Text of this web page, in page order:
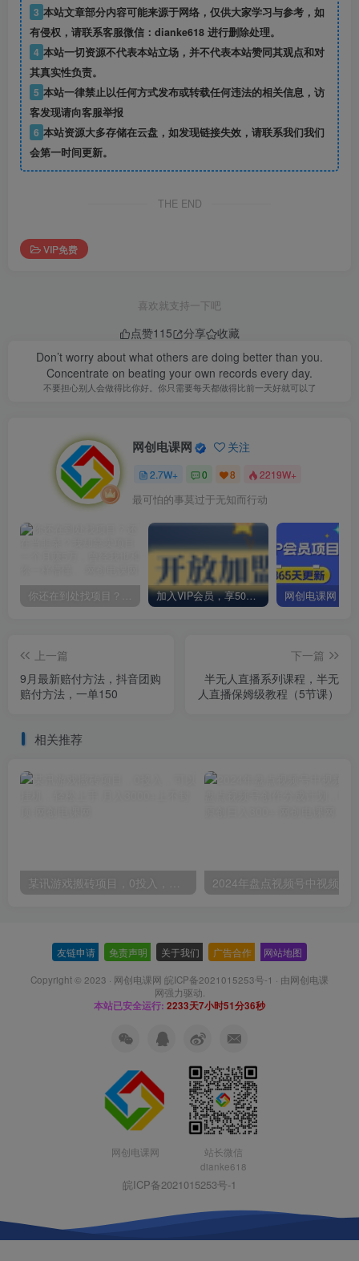
3 本站文章部分内容可能来源于网络，仅供大家学习与参考，如
有侵权，请联系客服微信：dianke618 进行删除处理。
4 本站一切资源不代表本站立场，并不代表本站赞同其观点和对
其真实性负责。
5 本站一律禁止以任何方式发布或转载任何违法的相关信息，访
客发现请向客服举报
6 本站资源大多存储在云盘，如发现链接失效，请联系我们我们
会第一时间更新。
THE END
VIP免费
喜欢就支持一下吧
点赞115 分享
收藏
Don’t worry about what others are doing better than you.
Concentrate on beating your own records every day.
不要担心别人会做得比你好。你只需要每天都做得比前一天好就可以了
网创电课网 关注
2.7W+ 0 8 2219W+
最可怕的事莫过于无知而行动
你还在到处找项目？还在当韭菜？我却靠卖项目一个月赚5万，曾经我也和你一样懵懂。 加入VIP会员，享50%的推广提成，免费学习多种网上创业课程，菜鸟秒变大神！
上一篇
9月最新赔付方法，抖音团购
赔付方法，一单150
下一篇
半无人直播系列课程，半无
人直播保姆级教程（5节课）
相关推荐
某讯游戏搬砖项目，0投入，可以挂机，轻松上手,月入3000+上不封顶
友链申请 免责声明 关于我们 广告合作 网站地图
Copyright © 2023 · 网创电课网 皖ICP备2021015253号-1 · 由网创电课
网强力驱动.
本站已安全运行: 2233天7小时51分37秒
网创电课网
站长微信
dianke618
皖ICP备2021015253号-1